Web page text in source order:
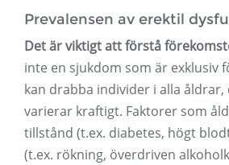
Prevalensen av erektil
Det är viktigt att förstå
inte en sjukdom som är exklusiv
kan drabba individer i alla åldrar,
varierar kraftigt. Faktorer som
tillstånd (t.ex. diabetes, högt
(t.ex. rökning, överdriven